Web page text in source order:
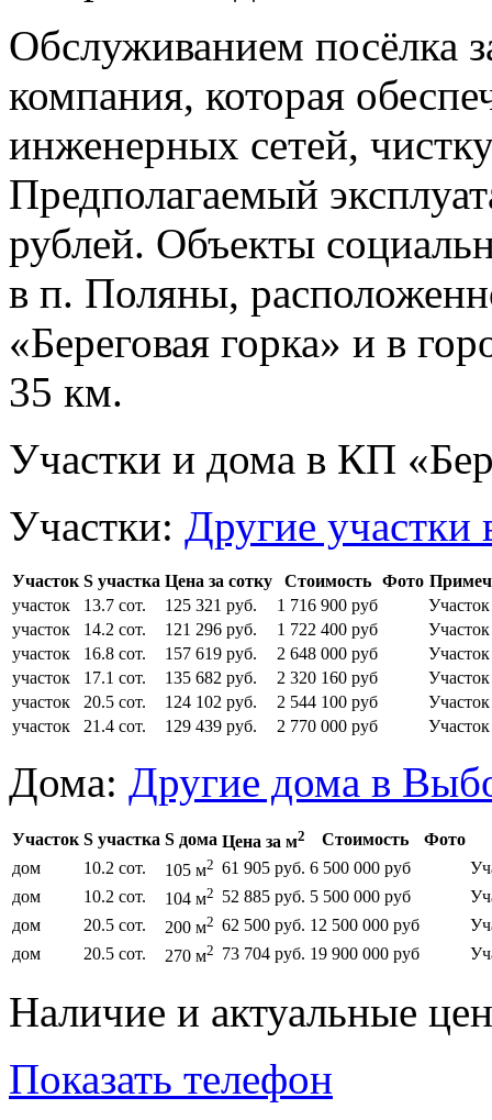
Обслуживанием посёлка
компания, которая
инженерных сетей,
Предполагаемый
рублей. Объекты
в п. Поляны,
«Береговая горка» и в
35 км.
Участки и дома в КП
Участки: Другие
Участок S участка Цена за сотку Стоимость Фото
участок
13.7 сот. 125 321 руб. 1 716 900 руб
участок
14.2 сот. 121 296 руб. 1 722 400 руб
участок
16.8 сот. 157 619 руб. 2 648 000 руб
участок
17.1 сот. 135 682 руб. 2 320 160 руб
участок
20.5 сот. 124 102 руб. 2 544 100 руб
участок
21.4 сот. 129 439 руб. 2 770 000 руб
Дома: Другие дома в
Участок S участка S дома Цена за м2 Стоимость
Фото
дом
10.2 сот. 105 м2 61 905 руб. 6 500 000 руб
дом
10.2 сот. 104 м2 52 885 руб. 5 500 000 руб
дом
20.5 сот. 200 м2 62 500 руб. 12 500 000 руб
дом
20.5 сот. 270 м2 73 704 руб. 19 900 000 руб
Наличие и актуальные
Показать телефон